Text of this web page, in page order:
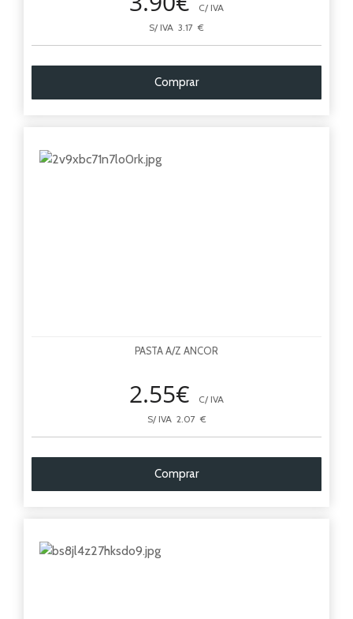
C/ IVA
S/ IVA 3.17 €
Comprar
PASTA A/Z ANCOR
2.55€
C/ IVA
S/ IVA 2.07 €
Comprar